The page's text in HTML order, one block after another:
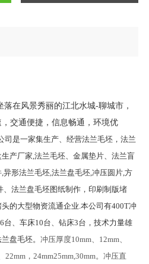
落在风景秀丽的江北水城-聊城市，
交通便捷，信息畅通，环境优
司是一家集生产、经营法兰毛坯，法兰
产厂家,法兰毛坯、金属垫片、法兰盲
形法兰毛坯,法兰盘毛坯,冲压圆片,方
法兰盘毛坯图纸制作，印刷制版堵
的大型物资流通企业.本公司有400T冲
台、车床10台、钻床3台，技术力量雄
盘毛坯。 冲压厚度10mm、12mm、
22mm，24mm25mm,30mm。冲压直